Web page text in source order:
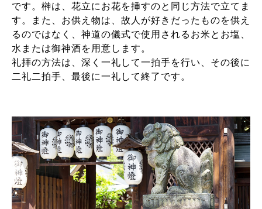
です。榊は、花立にお花を挿すのと同じ方法で立てま
す。また、お供え物は、故人が好きだったものを供え
るのではなく、神道の儀式で使用されるお米とお塩、
水または御神酒を用意します。
礼拝の方法は、深く一礼して一拍手を行い、その後に
二礼二拍手、最後に一礼して終了です。